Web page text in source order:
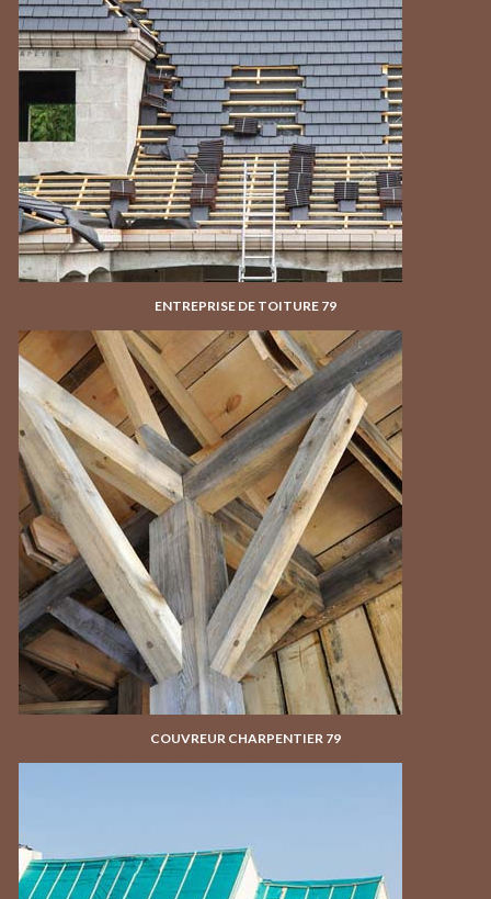
ENTREPRISE DE TOITURE 79
COUVREUR CHARPENTIER 79